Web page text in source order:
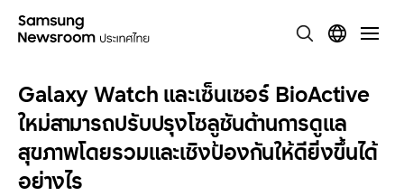
Galaxy Watch และเซ็นเซอร์ BioActive
ใหม่สามารถปรับปรุงโซลูชันด้านการดูแล
สุขภาพโดยรวมและเชิงป้องกันให้ดียิ่งขึ้นได้
อย่างไร